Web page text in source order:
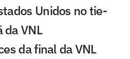
Unidos no tie-
da VNL
da final da VNL